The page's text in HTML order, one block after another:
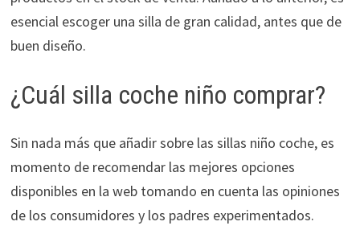
esencial escoger una silla de gran calidad, antes que de
buen diseño.
¿Cuál silla coche niño comprar?
Sin nada más que añadir sobre las sillas niño coche, es
momento de recomendar las mejores opciones
disponibles en la web tomando en cuenta las opiniones
de los consumidores y los padres experimentados.